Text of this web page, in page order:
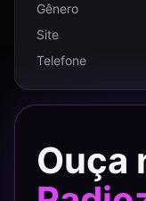
Gênero
Site
Telefone
Ouça